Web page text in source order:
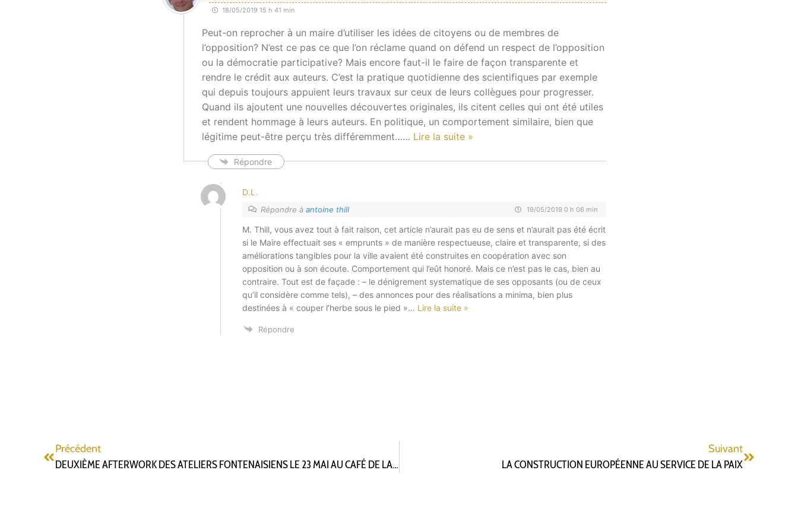
18/05/2019 15 h 41 min
Peut-on reprocher à un maire d’utiliser les idées de citoyens ou de membres de
l’opposition? N’est ce pas ce que l’on réclame quand on défend un respect de l’opposition
ou la démocratie participative? Mais encore faut-il le faire de façon transparente et
rendre le crédit aux auteurs. C’est la pratique quotidienne des scientifiques par exemple
qui depuis toujours appuient leurs travaux sur ceux de leurs collègues pour progresser.
Quand ils ajoutent une nouvelles découvertes originales, ils citent celles qui ont été utiles
et rendent hommage à leurs auteurs. En politique, un comportement similaire, bien que
légitime peut-être perçu très différemment…… Lire la suite »
Répondre
D.L.
Répondre à antoine thill 19/05/2019 0 h 06 min
M. Thill, vous avez tout à fait raison, cet article n’aurait pas eu de sens et n’aurait pas été écrit
si le Maire effectuait ses « emprunts » de manière respectueuse, claire et transparente, si des
améliorations tangibles pour la ville avaient été construites en coopération avec son
opposition ou à son écoute. Comportement qui l’eût honoré. Mais ce n’est pas le cas, bien au
contraire. Tout est de façade : – le dénigrement systematique de ses opposants (ou de ceux
qu’il considère comme tels), – des annonces pour des réalisations a minima, bien plus
destinées à « couper l’herbe sous le pied »… Lire la suite »
Répondre
Précédent
DEUXIÈME AFTERWORK DES ATELIERS FONTENAISIENS LE 23 MAI AU CAFÉ DE LA GARE
Suivant
LA CONSTRUCTION EUROPÉENNE AU SERVICE DE LA PAIX